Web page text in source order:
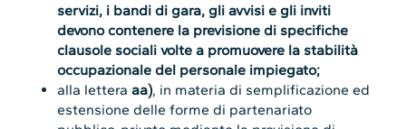
servizi, i bandi di gara, gli avvisi e gli inviti
devono contenere la previsione di specifiche
clausole sociali volte a promuovere la stabilità
occupazionale del personale impiegato;
alla letteraaa), in materia di semplificazione ed
estensione delle forme di partenariato